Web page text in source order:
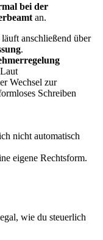
bei der
an.
läuft anschließend über
.
Wechsel zur
Schreiben
nicht automatisch
eigene Rechtsform.
egal, wie du steuerlich